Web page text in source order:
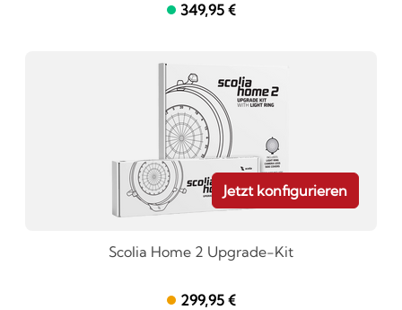
349,95 €
Scolia Home 2 Upgrade-Kit
299,95 €
Jetzt konfigurieren